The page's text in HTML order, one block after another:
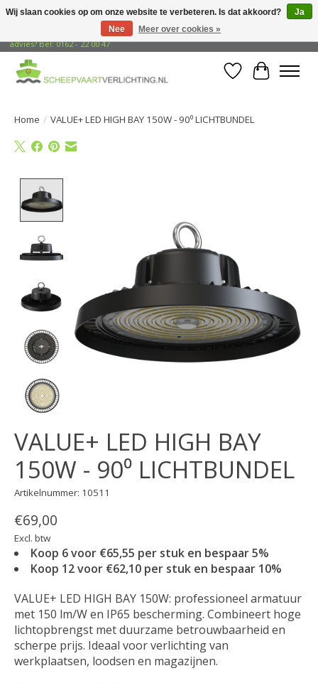
Gratis verzending naar adressen in Nederland! Opzoek naar vrijblijvend
advies? Bel: 0162 - 22 00 47
Verlanglijst
Home / VALUE+ LED HIGH BAY 150W - 90⁰ LICHTBUNDEL
VALUE+ LED HIGH BAY
150W - 90⁰ LICHTBUNDEL
Artikelnummer: 10511
€69,00
Excl. btw
Koop 6 voor €65,55 per stuk en bespaar 5%
Koop 12 voor €62,10 per stuk en bespaar 10%
VALUE+ LED HIGH BAY 150W: professioneel armatuur
met 150 lm/W en IP65 bescherming. Combineert hoge
lichtopbrengst met duurzame betrouwbaarheid en
scherpe prijs. Ideaal voor verlichting van
werkplaatsen, loodsen en magazijnen.
Wij slaan cookies op om onze website te verbeteren. Is dat akkoord?
Ja
Nee
Meer over cookies »